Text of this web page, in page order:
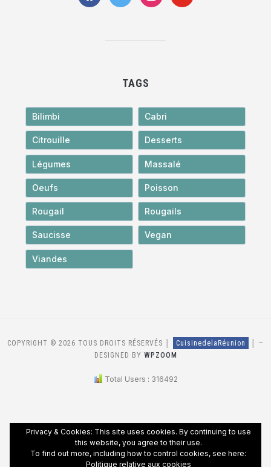
TAGS
Bilimbi Cabri
Citrouille Desserts
Légumes Massalé
Oeufs Poisson
Rougail Rougails
Saucisse Vegan
Viandes
COPYRIGHT © 2026 TOUS DROITS RÉSERVÉS │ CuisinedelaRéunion
—
DESIGNED BY WPZOOM
Total Users : 316492
Privacy & Cookies: This site uses cookies. By continuing to use
this website, you agree to their use.
To find out more, including how to control cookies, see here:
Politique relative aux cookies